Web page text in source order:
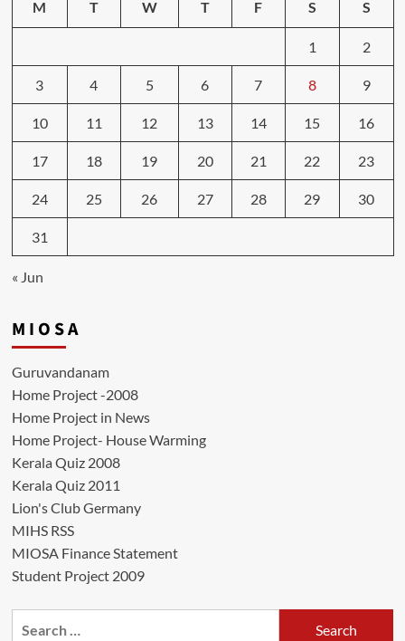
M T W T F S S
1 2
3 4 5 6 7 8 9
10 11 12 13 14 15 16
17 18 19 20 21 22 23
24 25 26 27 28 29 30
31
« Jun
M I O S A
Guruvandanam
Home Project -2008
Home Project in News
Home Project- House Warming
Kerala Quiz 2008
Kerala Quiz 2011
Lion's Club Germany
MIHS RSS
MIOSA Finance Statement
Student Project 2009